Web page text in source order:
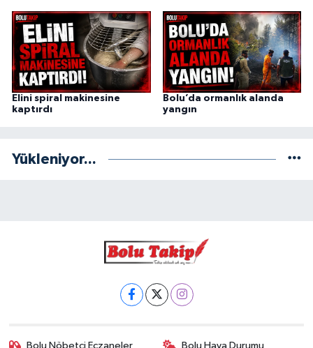
Elini spiral makinesine
kaptırdı
Bolu’da ormanlık alanda
yangın
Yükleniyor...
Bolu Nöbetçi Eczaneler Bolu Hava Durumu